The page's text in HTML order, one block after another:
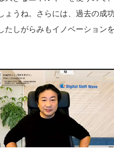
うね。さらには、過去の成
しがらみもイノベーション